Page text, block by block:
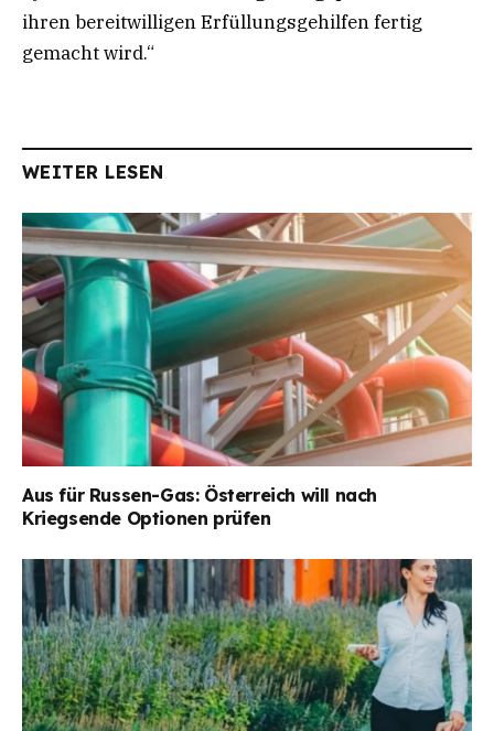
ihren bereitwilligen Erfüllungsgehilfen fertig
gemacht wird.“
WEITER LESEN
Aus für Russen-Gas: Österreich will nach
Kriegsende Optionen prüfen